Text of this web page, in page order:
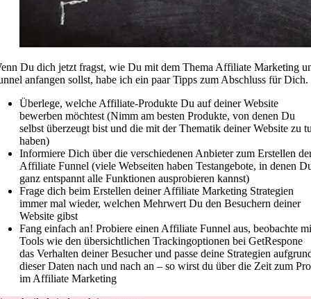
Du dich jetzt fragst, wie Du mit dem Thema Affiliate Marketing
anfangen sollst, habe ich ein paar Tipps zum Abschluss für Dich.
Überlege, welche Affiliate-Produkte Du auf deiner Website
bewerben möchtest (Nimm am besten Produkte, von denen Du
selbst überzeugt bist und die mit der Thematik deiner Website zu
haben)
Informiere Dich über die verschiedenen Anbieter zum Erstellen
Affiliate Funnel (viele Webseiten haben Testangebote, in denen
ganz entspannt alle Funktionen ausprobieren kannst)
Frage dich beim Erstellen deiner Affiliate Marketing Strategien
immer mal wieder, welchen Mehrwert Du den Besuchern deiner
Website gibst
Fang einfach an! Probiere einen Affiliate Funnel aus, beobachte
Tools wie den übersichtlichen Trackingoptionen bei GetRespone
das Verhalten deiner Besucher und passe deine Strategien
dieser Daten nach und nach an – so wirst du über die Zeit zum
im Affiliate Marketing